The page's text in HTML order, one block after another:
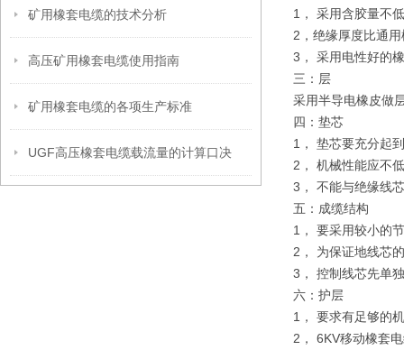
矿用橡套电缆的技术分析
高压矿用橡套电缆使用指南
矿用橡套电缆的各项生产标准
UGF高压橡套电缆载流量的计算口决
1， 采用含胶量不
2，绝缘厚度比通
3， 采用电性好的
三：层
采用半导电橡皮做
四：垫芯
1， 垫芯要充分起
2， 机械性能应不
3， 不能与绝缘线
五：成缆结构
1， 要采用较小的
2， 为保证地线芯
3， 控制线芯先单
六：护层
1， 要求有足够的
2， 6KV移动橡套